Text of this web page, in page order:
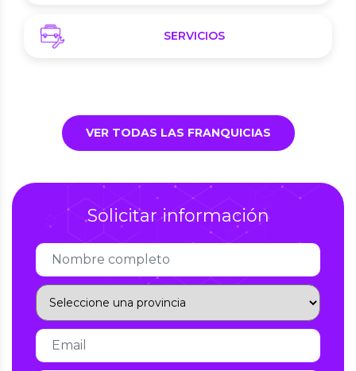
SERVICIOS
VER TODAS LAS FRANQUICIAS
Solicitar información